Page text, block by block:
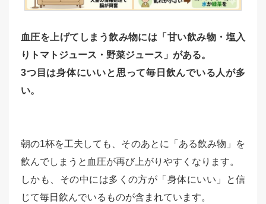
血圧を上げてしまう飲み物には「甘い飲み物・塩入
りトマトジュース・野菜ジュース」がある。
3つ目は身体にいいと思って毎日飲んでいる人が多
い。
朝の1杯を工夫しても、そのあとに「ある飲み物」を
飲んでしまうと血圧が再び上がりやすくなります。
しかも、その中には多くの方が「身体にいい」と信
じて毎日飲んでいるものが含まれています。